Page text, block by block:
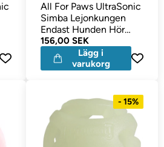
All For Paws UltraSonic
Simba Lejonkungen
Endast Hunden Hör
Pipljud
156,00 SEK
Lägg i
varukorg
- 15%